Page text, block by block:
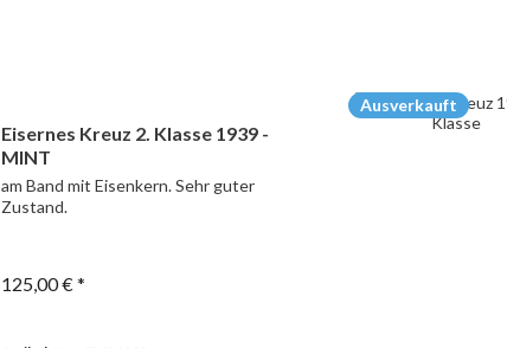
Eisernes Kreuz 2. Klasse 1939 -
MINT
am Band mit Eisenkern. Sehr guter
Zustand.
125,00 € *
Ausverkauft